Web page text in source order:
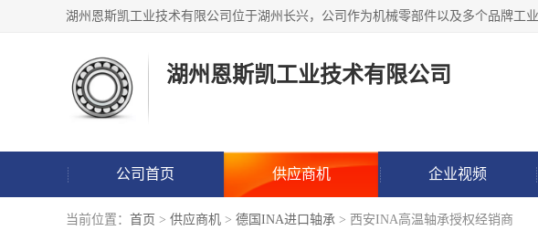
湖州恩斯凯工业技术有限公司
公司首页 供应商机 企业视频
当前位置： 首页 > 供应商机 > 德国INA进口轴承 > 西安INA高温轴承授权经销商